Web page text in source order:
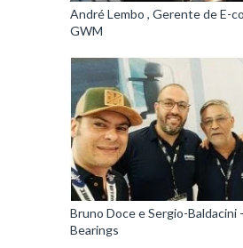
André Lembo , Gerente de E-
GWM
Bruno Doce e Sergio-Baldacini
Bearings